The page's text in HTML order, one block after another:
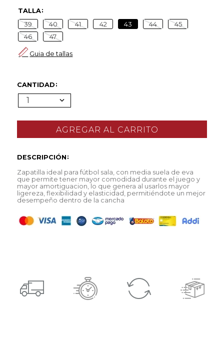
TALLA
39 40 41 42 43 44
45
46
47
Guia de tallas
CANTIDAD
1
DESCRIPCIÓN
Zapatilla ideal para fútbol sala, con media suela de eva
que permite tener mayor comodidad durante el juego y
mayor amortiguacion, lo que genera al usarlos mayor
ligereza, flexibilidad y elasticidad, permitiéndote un mejor
desempeño dentro de la cancha